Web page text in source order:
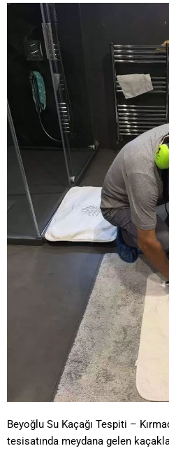
Beyoğlu Su Kaçağı Tespiti –
tesisatında meydana gelen